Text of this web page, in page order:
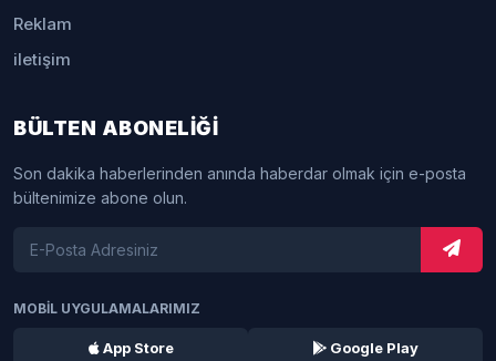
Reklam
iletişim
BÜLTEN ABONELİĞİ
Son dakika haberlerinden anında haberdar olmak için e-posta
bültenimize abone olun.
MOBİL UYGULAMALARIMIZ
App Store Google Play